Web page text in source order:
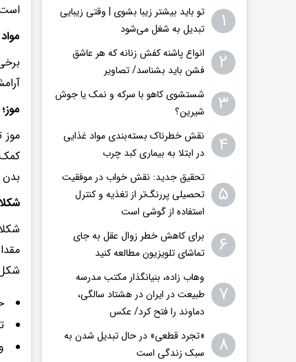
شکل
۱
تو باید بیشتر زیبا بشوی | وقتی زیبایی
تبدیل به شغل می‌شود
۲
انواع پاشنه کفش زنانه که هر عاشق
فشن باید بشناسد/ تصاویر
۳
شستشوی کاهو با سرکه و نمک یا جوش
شیرین؟
۴
نقش خطرناک بسته‌بندی مواد غذایی
در ابتلا به بیماری کبد چرب
۵
تحقیق جدید: نقش خواب در موفقیت
تحصیلی پررنگ‌تر از تغذیه و کنترل
استفاده از گوشی است
۶
برای کاهش خطر زوال عقل به جای
تماشای تلویزیون مطالعه کنید
۷
وهاب زاده، بنیانگذار مکتب مدرسه
طبیعت در ایران در هشتاد سالگی،
دماوند را فتح کرد/ عکس
۸
«تجرد قطعی» در حال تبدیل شدن به
سبک زندگی است